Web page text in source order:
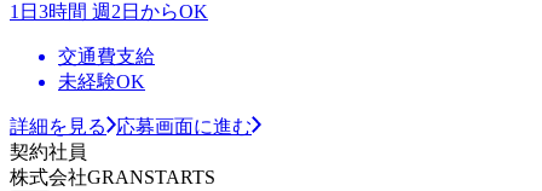
1日3時間 週2日からOK
交通費支給
未経験OK
詳細を見る
応募画面に進む
契約社員
株式会社GRANSTARTS